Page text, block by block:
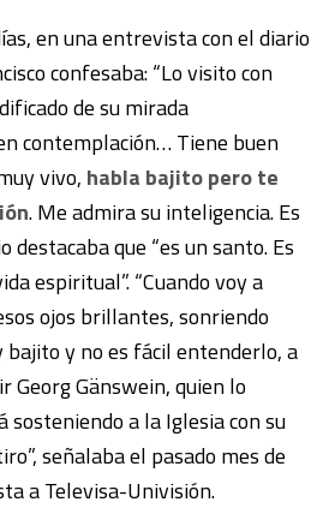
en una entrevista con el diario
confesaba: “Lo visito con
de su mirada
contemplación… Tiene buen
vivo, habla bajito pero te
. Me admira su inteligencia. Es
destacaba que “es un santo. Es
espiritual”. “Cuando voy a
ojos brillantes, sonriendo
y no es fácil entenderlo, a
Georg Gänswein, quien lo
sosteniendo a la Iglesia con su
señalaba el pasado mes de
a Televisa-Univisión.